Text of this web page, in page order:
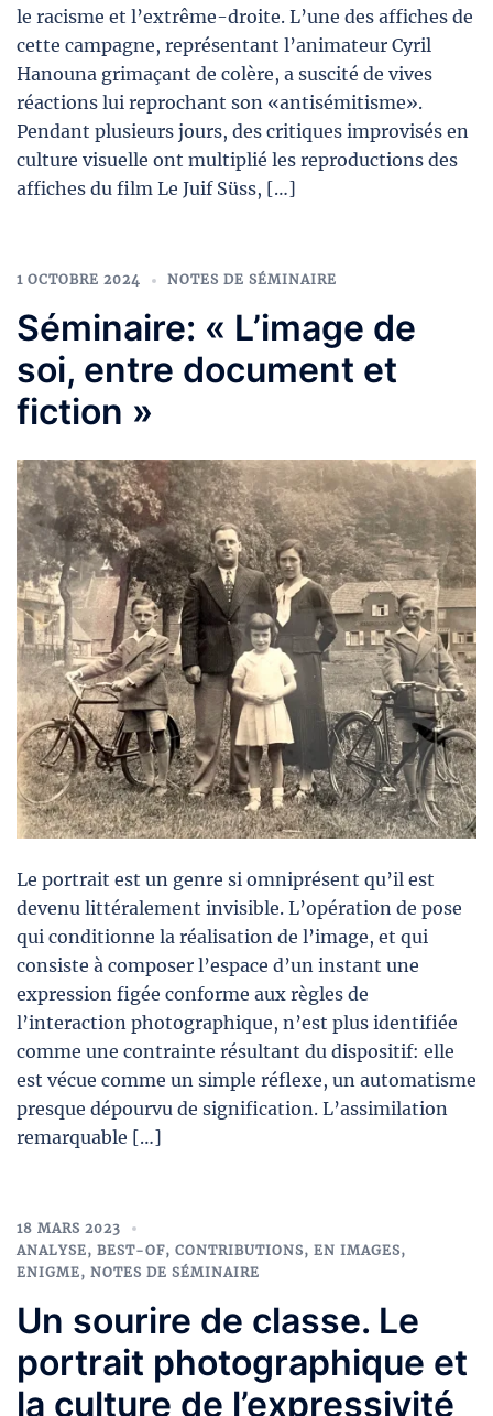
le racisme et l’extrême-droite. L’une des affiches de
cette campagne, représentant l’animateur Cyril
Hanouna grimaçant de colère, a suscité de vives
réactions lui reprochant son «antisémitisme».
Pendant plusieurs jours, des critiques improvisés en
culture visuelle ont multiplié les reproductions des
affiches du film Le Juif Süss, […]
1 OCTOBRE 2024 NOTES DE SÉMINAIRE
Séminaire: « L’image de
soi, entre document et
fiction »
Le portrait est un genre si omniprésent qu’il est
devenu littéralement invisible. L’opération de pose
qui conditionne la réalisation de l’image, et qui
consiste à composer l’espace d’un instant une
expression figée conforme aux règles de
l’interaction photographique, n’est plus identifiée
comme une contrainte résultant du dispositif: elle
est vécue comme un simple réflexe, un automatisme
presque dépourvu de signification. L’assimilation
remarquable […]
18 MARS 2023
ANALYSE, BEST-OF, CONTRIBUTIONS, EN IMAGES,
ENIGME, NOTES DE SÉMINAIRE
Un sourire de classe. Le
portrait photographique et
la culture de l’expressivité